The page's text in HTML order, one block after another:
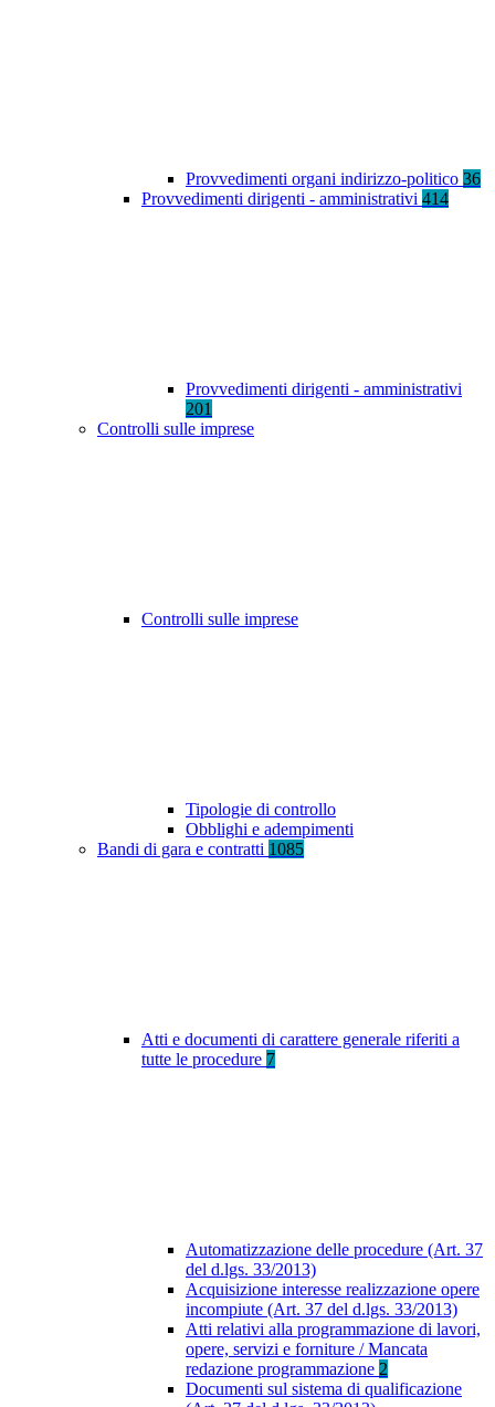
Provvedimenti organi indirizzo-politico 36
Provvedimenti dirigenti - amministrativi 414
Provvedimenti dirigenti - amministrativi
201
Controlli sulle imprese
Controlli sulle imprese
Tipologie di controllo
Obblighi e adempimenti
Bandi di gara e contratti 1085
Atti e documenti di carattere generale riferiti a
tutte le procedure 7
Automatizzazione delle procedure (Art. 37
del d.lgs. 33/2013)
Acquisizione interesse realizzazione opere
incompiute (Art. 37 del d.lgs. 33/2013)
Atti relativi alla programmazione di lavori,
opere, servizi e forniture / Mancata
redazione programmazione 2
Documenti sul sistema di qualificazione